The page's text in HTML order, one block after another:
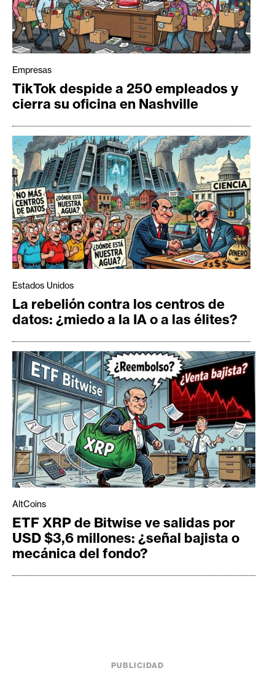
Empresas
TikTok despide a 250 empleados y
cierra su oficina en Nashville
Estados Unidos
La rebelión contra los centros de
datos: ¿miedo a la IA o a las élites?
AltCoins
ETF XRP de Bitwise ve salidas por
USD $3,6 millones: ¿señal bajista o
mecánica del fondo?
PUBLICIDAD